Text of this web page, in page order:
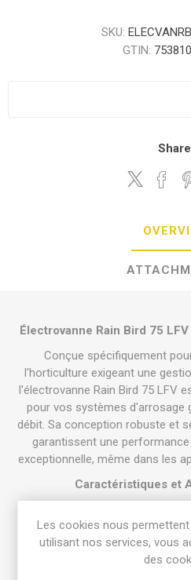
SKU:
GTIN:
Électrovanne Rain Bird 75
Conçue spécifiquement
l'horticulture exigeant une
l'électrovanne Rain Bird 75 LFV
pour vos systèmes d'arrosage
débit. Sa conception robuste et
garantissent une
exceptionnelle, même dans les
Caractéristiques et
développée pour gérer
débits et les installations
assurant une distribution
Les cookies nous
utilisant nos services, vous
des